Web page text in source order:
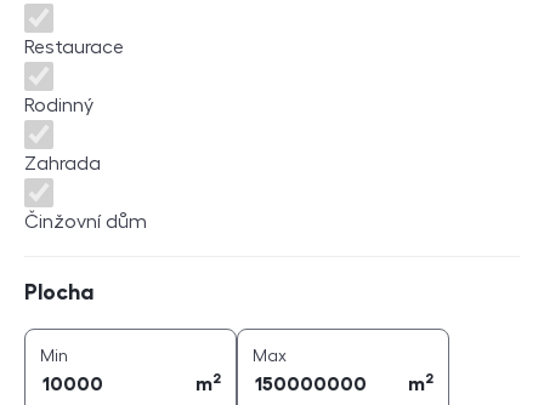
Restaurace
Rodinný
Zahrada
Činžovní dům
Plocha
Min
m2
Maxplocha (
m2